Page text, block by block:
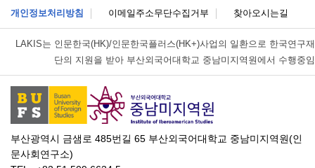
개인정보처리방침 이메일주소무단수집거부 찾아오시는길
LAKIS는 인문한국(HK)/인문한국플러스(HK+)사업의 일환으로 한국연구재
단의 지원을 받아 부산외국어대학교 중남미지역원에서 수행중임
부산광역시 금샘로 485번길 65 부산외국어대학교 중남미지역원(인
문사회연구소)